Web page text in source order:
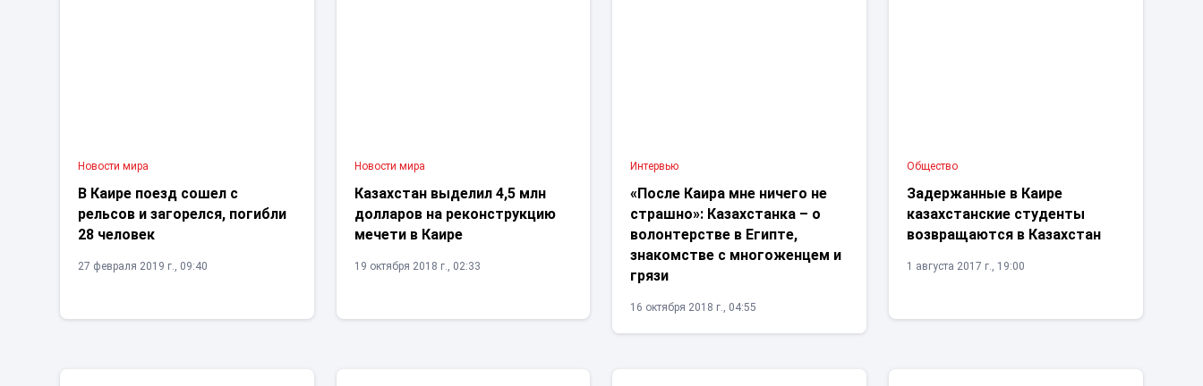
Новости мира
В Каире поезд сошел с
рельсов и загорелся, погибли
28 человек
27 февраля 2019 г., 09:40
Новости мира
Казахстан выделил 4,5 млн
долларов на реконструкцию
мечети в Каире
19 октября 2018 г., 02:33
Интервью
«После Каира мне ничего не
страшно»: Казахстанка – о
волонтерстве в Египте,
знакомстве с многоженцем и
грязи
16 октября 2018 г., 04:55
Общество
Задержанные в Каире
казахстанские студенты
возвращаются в Казахстан
1 августа 2017 г., 19:00